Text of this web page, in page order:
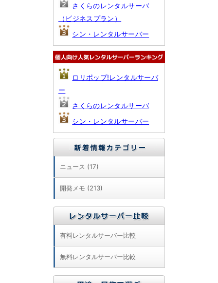
さくらのレンタルサーバ
（ビジネスプラン）
シン・レンタルサーバー
ロリポップ!レンタルサーバ
ー
さくらのレンタルサーバ
シン・レンタルサーバー
ニュース (17)
開発メモ (213)
有料レンタルサーバー比較
無料レンタルサーバー比較